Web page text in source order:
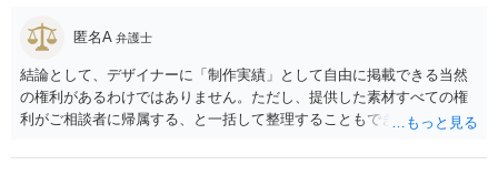
匿名A 弁護士
結論として、デザイナーに「制作実績」として自由に掲載できる当然
の権利があるわけではありません。ただし、提供した素材すべての権
利がご相談者に帰属する、と一括して整理することもできません。 ご
身が著作権者です。 他方、ブランド名、文字主体のロゴ、商品情報、